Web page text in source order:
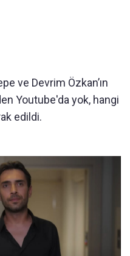
ve Devrim Özkan’ın
Youtube'da yok, hangi
edildi.